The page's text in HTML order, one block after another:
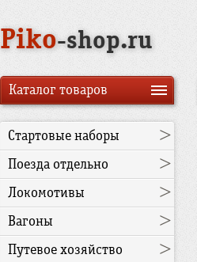
Piko-shop.ru
Каталог товаров
Стартовые наборы >
Поезда отдельно >
Локомотивы >
Вагоны >
Путевое хозяйство >